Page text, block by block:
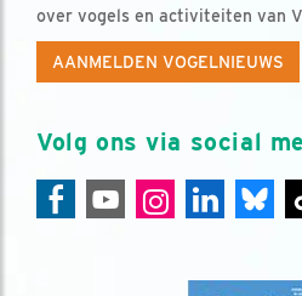
over vogels en activiteiten van
AANMELDEN VOGELNIEUWS
Volg ons via social